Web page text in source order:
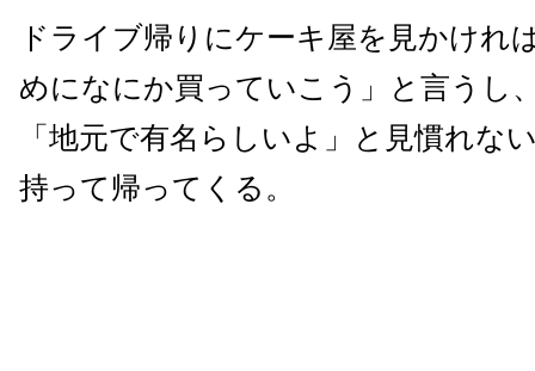
ドライブ帰りにケーキ屋を見かけれ
めになにか買っていこう」と言うし
「地元で有名らしいよ」と見慣れな
持って帰ってくる。